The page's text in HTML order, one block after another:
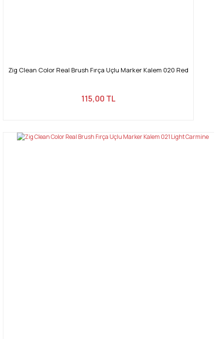
Zig Clean Color Real Brush Fırça Uçlu Marker Kalem 020 Red
115,00 TL